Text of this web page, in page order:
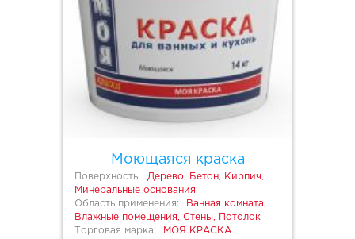
Моющаяся краска
Поверхность:
Дерево, Бетон, Кирпич,
Минеральные основания
Область применения:
Ванная комната,
Влажные помещения, Стены, Потолок
Торговая марка:
МОЯ КРАСКА